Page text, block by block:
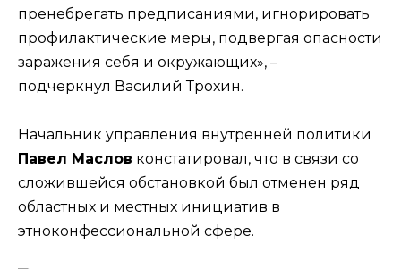
пренебрегать предписаниями, игнорировать
профилактические меры, подвергая опасности
заражения себя и окружающих», –
подчеркнул Василий Трохин.
Начальник управления внутренней политики
Павел Маслов констатировал, что в связи со
сложившейся обстановкой был отменен ряд
областных и местных инициатив в
этноконфессиональной сфере.